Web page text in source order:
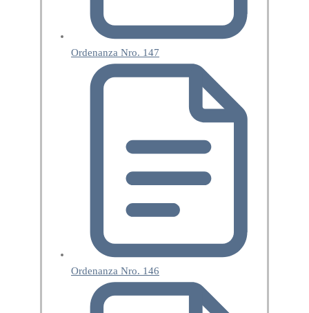
Ordenanza Nro. 147
Ordenanza Nro. 146